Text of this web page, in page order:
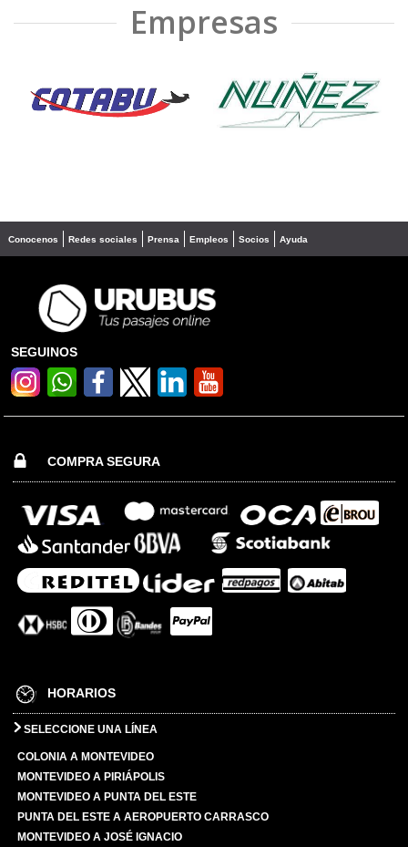
Empresas
❮ ❯
Conocenos Redes sociales Prensa Empleos Socios Ayuda
SEGUINOS
COMPRA SEGURA
HORARIOS
SELECCIONE UNA LÍNEA
COLONIA A MONTEVIDEO
MONTEVIDEO A PIRIÁPOLIS
MONTEVIDEO A PUNTA DEL ESTE
PUNTA DEL ESTE A AEROPUERTO CARRASCO
MONTEVIDEO A JOSÉ IGNACIO